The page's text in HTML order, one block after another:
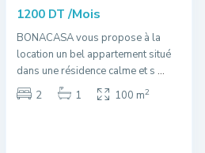
1200 DT/Mois
BONACASA vous propose à la
location un bel appartement situé
dans une résidence calme et s ...
2
1 100 m2